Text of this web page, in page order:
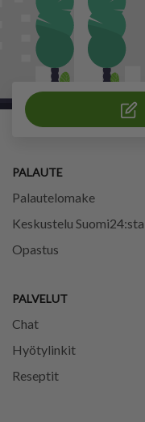
PALAUTE
Palautelomake
Keskustelu Suomi24:sta
Opastus
PALVELUT
Chat
Hyötylinkit
Reseptit